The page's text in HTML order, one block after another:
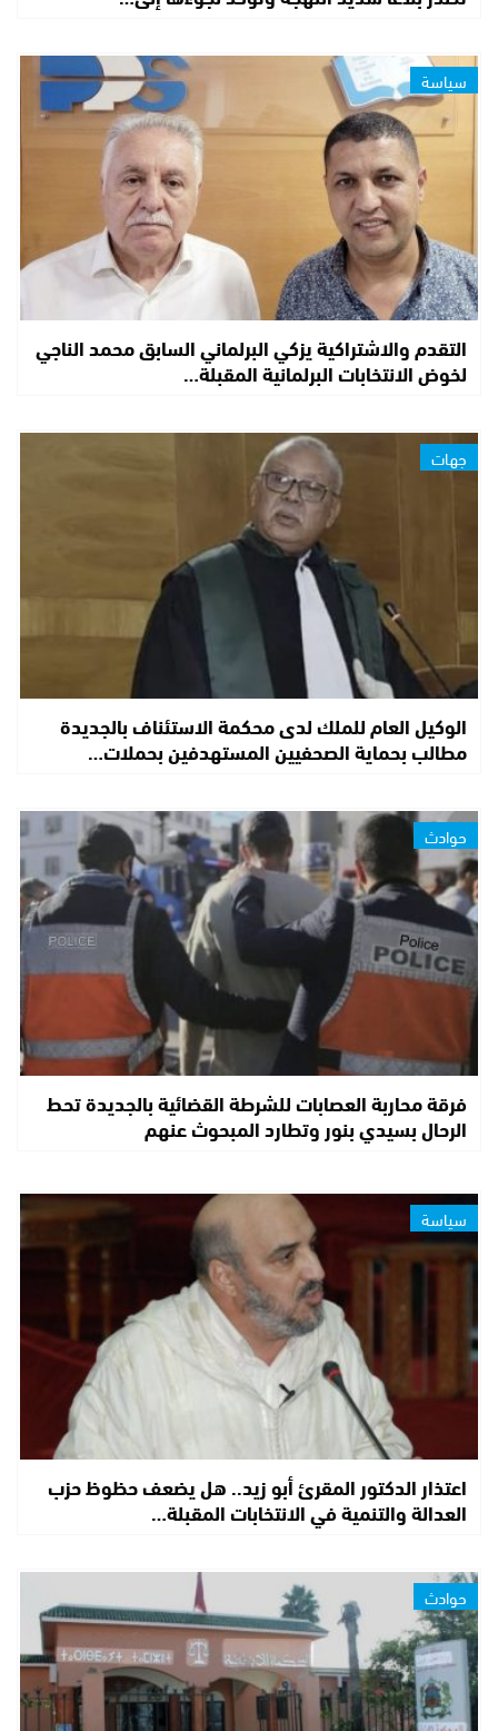
سياسة
التقدم والاشتراكية يزكي البرلماني السابق محمد الناجي
لخوض الانتخابات البرلمانية المقبلة…
جهات
الوكيل العام للملك لدى محكمة الاستئناف بالجديدة
مطالب بحماية الصحفيين المستهدفين بحملات…
حوادث
فرقة محاربة العصابات للشرطة القضائية بالجديدة تحط
الرحال بسيدي بنور وتطارد المبحوث عنهم
سياسة
اعتذار الدكتور المقرئ أبو زيد.. هل يضعف حظوظ حزب
العدالة والتنمية في الانتخابات المقبلة…
حوادث